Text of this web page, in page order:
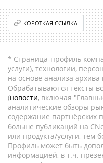
КОРОТКАЯ ССЫЛКА
* Страница-профиль
услуги), технологии,
на основе анализа
Обрабатываются тексты
(новости, включая
аналитические обзоры
содержание партнёрских
больше публикаций на
или продукта/услуги, тем
Профиль может быть
информацией, в т.ч.